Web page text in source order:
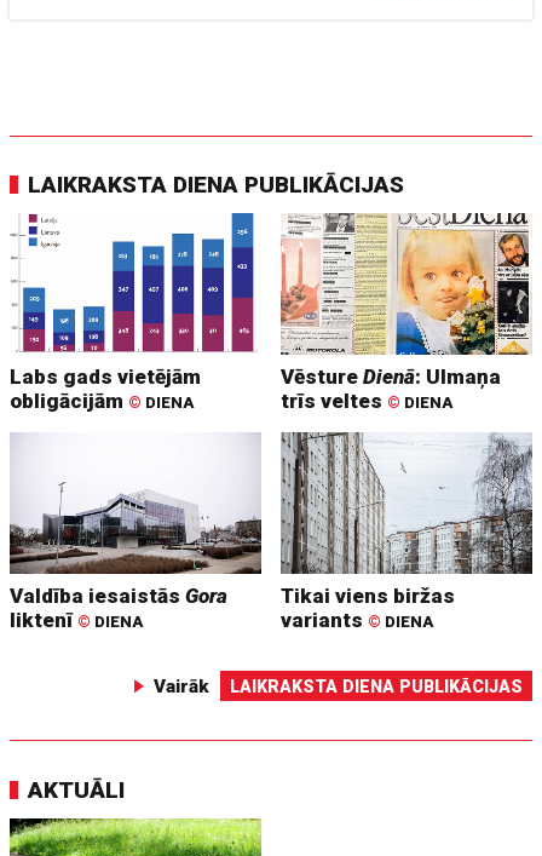
LAIKRAKSTA DIENA PUBLIKĀCIJAS
Labs gads vietējām
obligācijām © DIENA
VēstureDienā: Ulmaņa
trīs veltes © DIENA
Valdība iesaistāsGora
liktenī © DIENA
Tikai viens biržas
variants © DIENA
Vairāk LAIKRAKSTA DIENA PUBLIKĀCIJAS
AKTUĀLI